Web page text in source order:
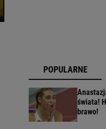
POPULARNE
świata!
brawo!